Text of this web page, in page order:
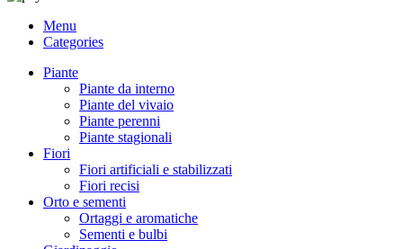
Menu
Categories
Piante
Piante da interno
Piante del vivaio
Piante perenni
Piante stagionali
Fiori
Fiori artificiali e stabilizzati
Fiori recisi
Orto e sementi
Ortaggi e aromatiche
Sementi e bulbi